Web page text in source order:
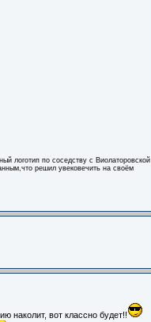
логотип по соседству с Виолаторовской
решил увековечить на своём
наколит, вот классно будет!!